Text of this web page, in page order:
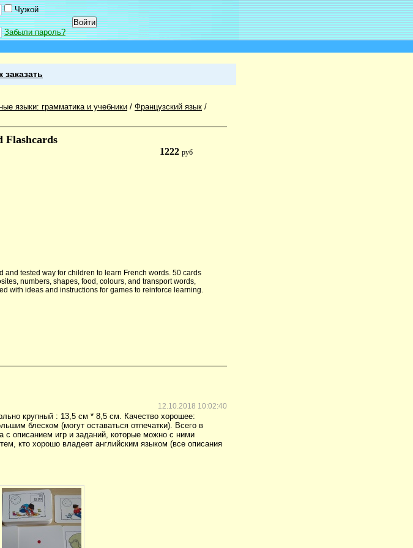
Чужой
Забыли пароль?
заказать
языки: грамматика и учебники / Французский язык /
Flashcards
1222руб
and tested way for children to learn French words. 50 cards
numbers, shapes, food, colours, and transport words,
with ideas and instructions for games to reinforce learning.
12.10.2018 10:02:40
крупный : 13,5 см * 8,5 см. Качество хорошее:
блеском (могут оставаться отпечатки). Всего в
с описанием игр и заданий, которые можно с ними
кто хорошо владеет английским языком (все описания